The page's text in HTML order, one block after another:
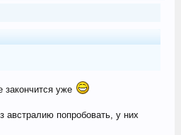
закончится уже
попробовать, у них